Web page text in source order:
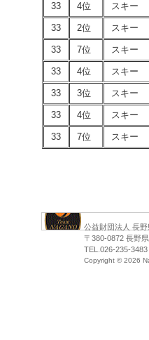
33 4位 スキー
33 2位 スキー
33 7位 スキー
33 4位 スキー
33 3位 スキー
33 4位 スキー
33 7位 スキー
公益財団法人 長
〒380-0872 長野
TEL.026-235-
Copyright ©2026